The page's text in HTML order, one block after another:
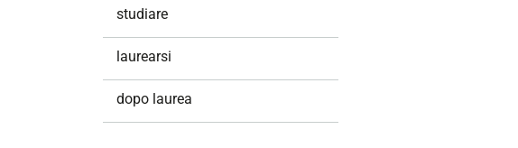
studiare
laurearsi
dopo laurea